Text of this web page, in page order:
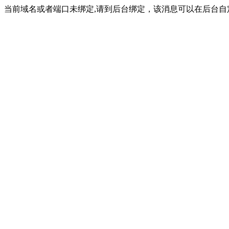
当前域名或者端口未绑定,请到后台绑定，该消息可以在后台自